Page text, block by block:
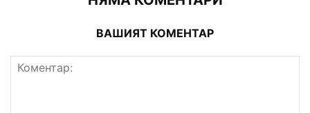
ВАШИЯТ КОМЕНТАР